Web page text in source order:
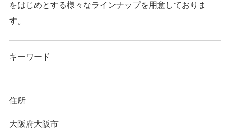
をはじめとする様々なラインナップを用意しておりま
す。
キーワード
住所
大阪府大阪市